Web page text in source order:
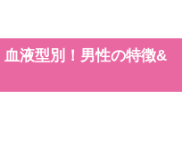
液型別！男性の特徴&